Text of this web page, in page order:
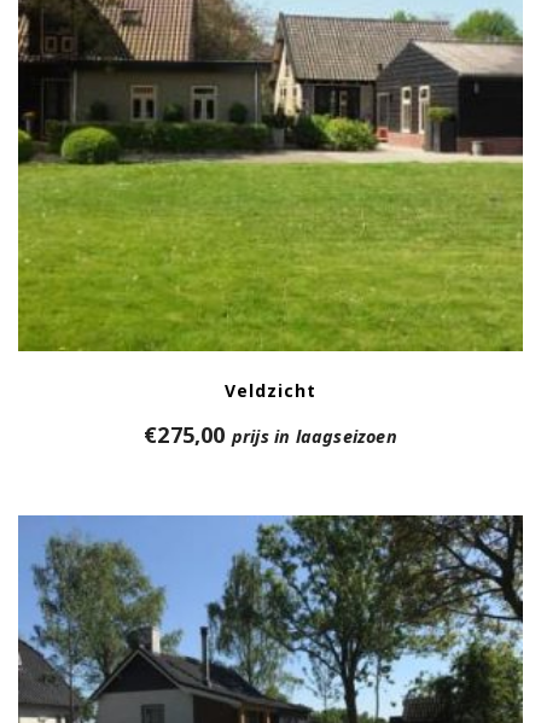
Veldzicht
€275,00 prijs in laagseizoen